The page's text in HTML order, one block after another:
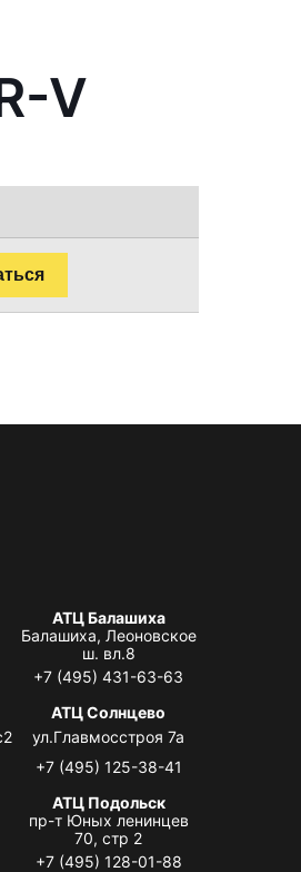
V
АТЦ Балашиха
Балашиха, Леоновское
ш. вл.8
+7 (495) 431-63-63
АТЦ Солнцево
ул.Главмосстроя 7а
+7 (495) 125-38-41
АТЦ Подольск
пр-т Юных ленинцев
70, стр 2
+7 (495) 128-01-88